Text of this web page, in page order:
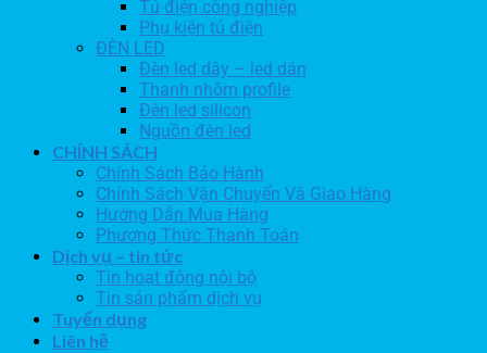
Tủ điện công nghiệp
Phụ kiện tủ điện
ĐÈN LED
Đèn led dây – led dán
Thanh nhôm profile
Đèn led silicon
Nguồn đèn led
CHÍNH SÁCH
Chính Sách Bảo Hành
Chính Sách Vận Chuyển Và Giao Hàng
Hướng Dẫn Mua Hàng
Phương Thức Thanh Toán
Dịch vụ – tin tức
Tin hoạt động nội bộ
Tin sản phẩm dịch vụ
Tuyển dụng
Liên hệ